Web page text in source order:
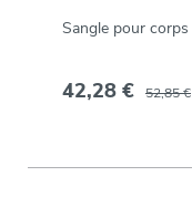
Sangle pour corps
42,28 € 52,85 €